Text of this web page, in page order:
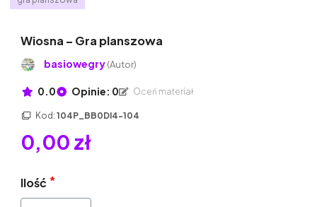
Wiosna – Gra planszowa
basiowegry(Autor)
0.0 Opinie: 0 Oceń materiał
Kod: 104P_BB0DI4-104
0,00 zł
Ilość